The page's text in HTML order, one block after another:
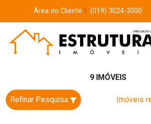
Área do Cliente (019) 3024-3000
9 IMÓVEIS
Refinar Pesquisa